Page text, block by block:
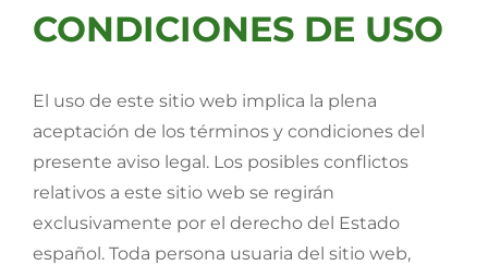
CONDICIONES DE USO
El uso de este sitio web implica la plena
aceptación de los términos y condiciones del
presente aviso legal. Los posibles conflictos
relativos a este sitio web se regirán
exclusivamente por el derecho del Estado
español. Toda persona usuaria del sitio web,